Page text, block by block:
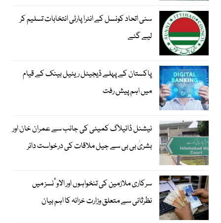
سنی اتحاد کونسل کے انٹرا پارٹی انتخابات تسلیم کر
لیے گئے
پاکستان کے پہلے ڈیجیٹل ریٹیل بینک کے قیام
میں اہم پیش رفت
نیشنل ڈائیلاگ کمیٹی کی جانب سے عمران خان اور
بشریٰ بی بی سے جیل ملاقات کی درخواست دائر
سرکاری ملازمین کی تنخواہوں اور الاوٴنسز میں
نظرثانی سے متعلق وزارت خزانہ کا اہم بیان